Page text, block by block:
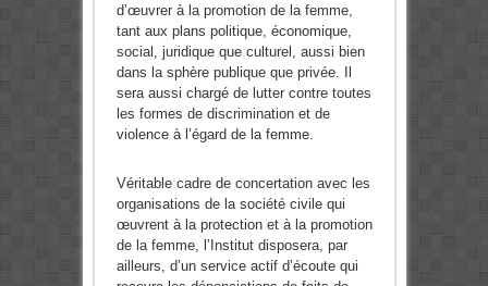
d’œuvrer à la promotion de la femme,
tant aux plans politique, économique,
social, juridique que culturel, aussi bien
dans la sphère publique que privée. Il
sera aussi chargé de lutter contre toutes
les formes de discrimination et de
violence à l’égard de la femme.
Véritable cadre de concertation avec les
organisations de la société civile qui
œuvrent à la protection et à la promotion
de la femme, l’Institut disposera, par
ailleurs, d’un service actif d’écoute qui